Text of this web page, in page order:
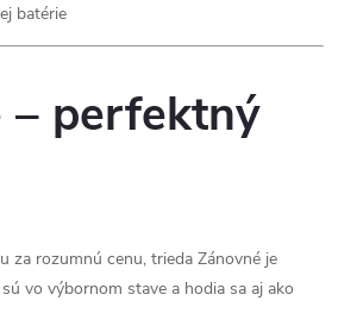
batérie
– perfektný
za rozumnú cenu, trieda Zánovné je
vo výbornom stave a hodia sa aj ako